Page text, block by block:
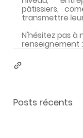
pâtissiers,
transmettre
N'hésitez pas
renseignement
Posts récents